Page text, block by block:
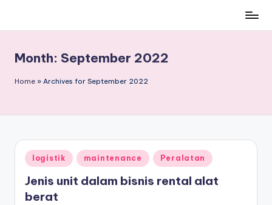
contentMonth: September 2022
Home » Archives for September 2022
Posted
in
logistik maintenance Peralatan
Jenis unit dalam bisnis rental alat
berat